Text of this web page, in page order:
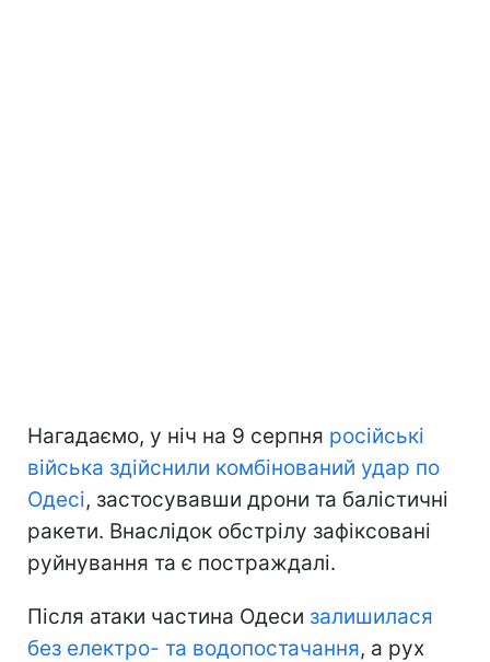
Нагадаємо, у ніч на 9 серпня російські
війська здійснили комбінований удар по
Одесі, застосувавши дрони та балістичні
ракети. Внаслідок обстрілу зафіксовані
руйнування та є постраждалі.
Після атаки частина Одеси залишилася
без електро- та водопостачання, а рух